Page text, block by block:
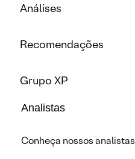
Análises
Recomendações
Grupo XP
Analistas
Conheça nossos analistas